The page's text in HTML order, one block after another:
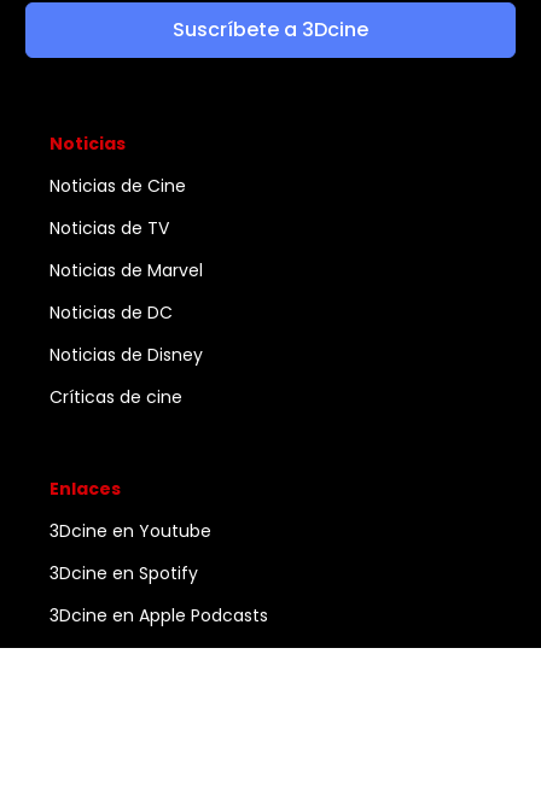
Suscríbete a 3Dcine
Noticias
Noticias de Cine
Noticias de TV
Noticias de Marvel
Noticias de DC
Noticias de Disney
Críticas de cine
Enlaces
3Dcine en Youtube
3Dcine en Spotify
3Dcine en Apple Podcasts